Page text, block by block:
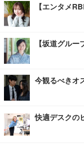
【エンタメ
【坂道グル
今観るべきオ
快適デスクの